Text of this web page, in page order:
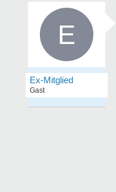
E
Ex-Mitglied
Gast